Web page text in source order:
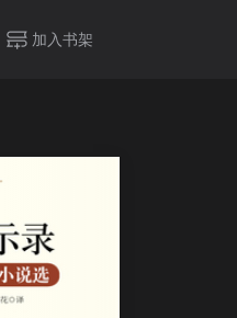
加入书架